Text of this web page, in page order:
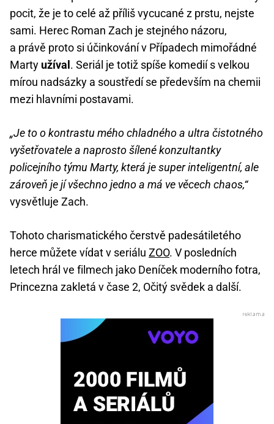
pocit, že je to celé až příliš vycucané z prstu, nejste
sami. Herec Roman Zach je stejného názoru,
a právě proto si účinkování v Případech mimořádné
Marty užíval . Seriál je totiž spíše komedií s velkou
mírou nadsázky a soustředí se především na chemii
mezi hlavními postavami.
„Je to o kontrastu mého chladného a ultra čistotného
vyšetřovatele a naprosto šílené konzultantky
policejního týmu Marty, která je super inteligentní, ale
zároveň je jí všechno jedno a má ve věcech chaos,“
vysvětluje Zach.
Tohoto charismatického čerstvě padesátiletého
herce můžete vídat v seriálu ZOO. V posledních
letech hrál ve filmech jako Deníček moderního fotra,
Princezna zakletá v čase 2, Očitý svědek a další.